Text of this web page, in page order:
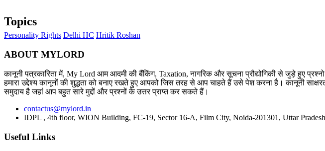
Topics
Personality Rights Delhi HC Hritik Roshan
ABOUT MYLORD
कानूनी पत्रकारिता में, My Lord आम आदमी की बैंकिंग, Taxation, नागरिक और सूचना प्रौद्योगिकी से जुड़े हुए
हमारा उद्देश्य कानूनों की शुद्धता को बनाए रखते हुए आपको जिस तरह से आप चाहते हैं उसे पेश करना है। कानूनी
समुदाय है जहां आप बहुत सारे मुद्दों और प्रश्नों के उत्तर प्राप्त कर सकते हैं।
contactus@mylord.in
IDPL , 4th floor, WION Building, FC-19, Sector 16-A, Film City, Noida-201301, Uttar Pradesh
Useful Links